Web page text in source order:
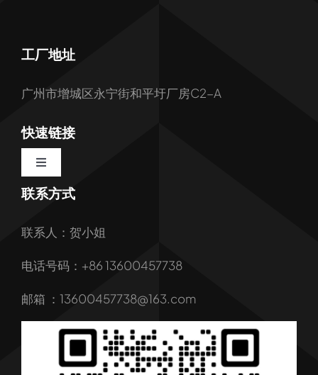
工厂地址
广州市增城区永宁街和平圩厂房C2-A
快速链接
Toggle
Navigation
首页
我们的服务
联系方式
联系人：贺小姐
电话号码：+86 13600457738
邮箱 ：13600457738@163.com